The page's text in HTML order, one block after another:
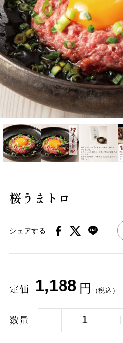
桜うまトロ
シェアする
定価 1,188 円 （税込）
数量